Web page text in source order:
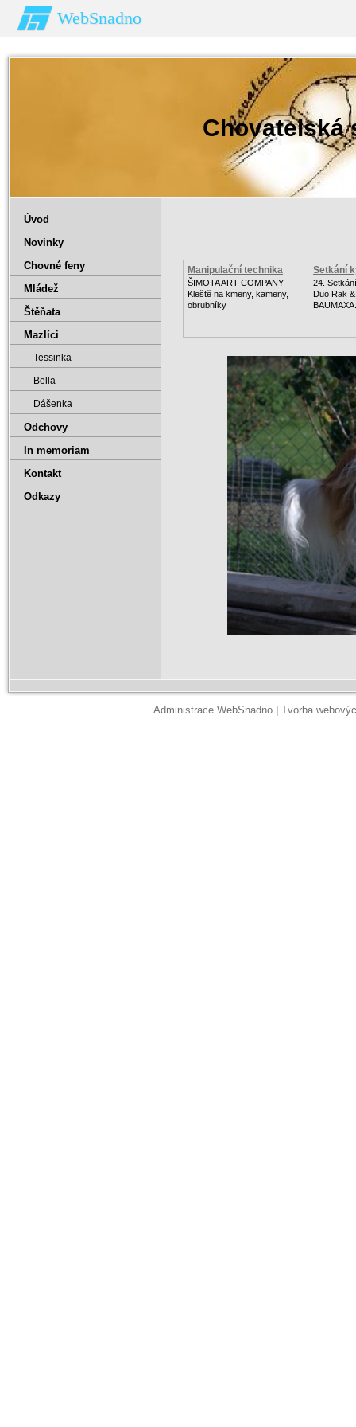
WebSnadno
Chovatelská
Manipulační technika
ŠIMOTA ART COMPANY
Kleště na kmeny, kameny,
obrubníky
Setkání
24.
Duo Rak
Úvod
Novinky
Chovné feny
Mládež
Štěňata
Mazlíci
Tessinka
Bella
Dášenka
Odchovy
In memoriam
Kontakt
Odkazy
Administrace WebSnadno Tvorba